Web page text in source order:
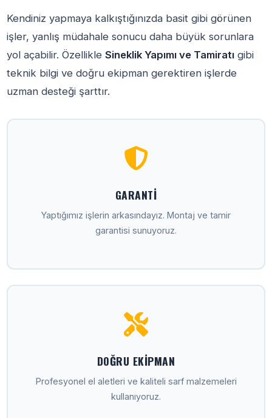
Kendiniz yapmaya kalkıştığınızda basit gibi görünen
işler, yanlış müdahale sonucu daha büyük sorunlara
yol açabilir. ÖzellikleSineklik Yapımı ve Tamiratı gibi
teknik bilgi ve doğru ekipman gerektiren işlerde
uzman desteği şarttır.
GARANTI
Yaptığımız işlerin arkasındayız. Montaj ve tamir
garantisi sunuyoruz.
DOĞRU EKIPMAN
Profesyonel el aletleri ve kaliteli sarf malzemeleri
kullanıyoruz.